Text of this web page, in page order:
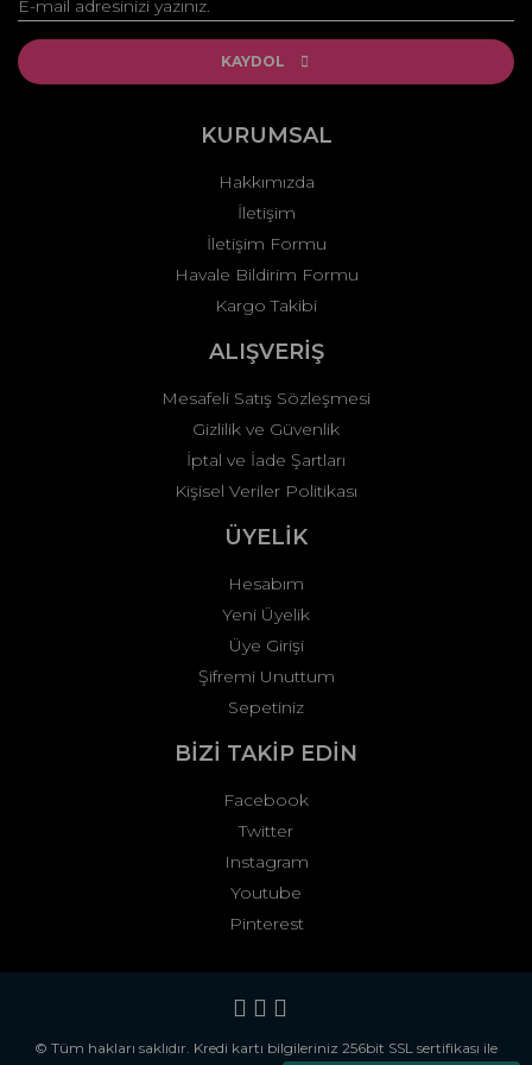
Ürün resmi kalitesiz, bozuk veya görüntülenemiyor.
Ürün açıklamasında eksik bilgiler bulunuyor.
Ürün fiyatı diğer sitelerden daha pahalı.
Gönder
KAYDOL
KURUMSAL
Hakkımızda
İletişim
İletişim Formu
Havale Bildirim Formu
Kargo Takibi
ALIŞVERİŞ
Mesafeli Satış Sözleşmesi
Gizlilik ve Güvenlik
İptal ve İade Şartları
Kişisel Veriler Politikası
ÜYELİK
Hesabım
Yeni Üyelik
Üye Girişi
Şifremi Unuttum
Sepetiniz
BİZİ TAKİP EDİN
Facebook
Twitter
Instagram
Youtube
Pinterest
© Tüm hakları saklıdır. Kredi kartı bilgileriniz 256bit SSL sertifikası ile